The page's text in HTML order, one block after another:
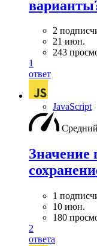
2
21 июн.
243
1
ответ
JavaScript
Средний
Значение
1
10 июн.
180
2
ответа